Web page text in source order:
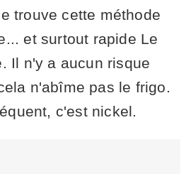
trouve cette méthode
et surtout rapide Le
Il n'y a aucun risque
n'abîme pas le frigo.
c'est nickel.